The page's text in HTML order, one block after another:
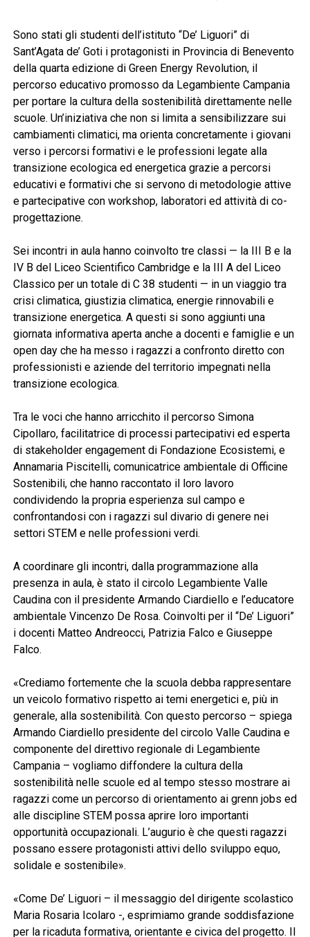
Sono stati gli studenti dell’istituto “De’ Liguori” di
Sant’Agata de’ Goti i protagonisti in Provincia di Benevento
della quarta edizione di Green Energy Revolution, il
percorso educativo promosso da Legambiente Campania
per portare la cultura della sostenibilità direttamente nelle
scuole. Un’iniziativa che non si limita a sensibilizzare sui
cambiamenti climatici, ma orienta concretamente i giovani
verso i percorsi formativi e le professioni legate alla
transizione ecologica ed energetica grazie a percorsi
educativi e formativi che si servono di metodologie attive
e partecipative con workshop, laboratori ed attività di co-
progettazione.
Sei incontri in aula hanno coinvolto tre classi — la III B e la
IV B del Liceo Scientifico Cambridge e la III A del Liceo
Classico per un totale di C 38 studenti — in un viaggio tra
crisi climatica, giustizia climatica, energie rinnovabili e
transizione energetica. A questi si sono aggiunti una
giornata informativa aperta anche a docenti e famiglie e un
open day che ha messo i ragazzi a confronto diretto con
professionisti e aziende del territorio impegnati nella
transizione ecologica.
Tra le voci che hanno arricchito il percorso Simona
Cipollaro, facilitatrice di processi partecipativi ed esperta
di stakeholder engagement di Fondazione Ecosistemi, e
Annamaria Piscitelli, comunicatrice ambientale di Officine
Sostenibili, che hanno raccontato il loro lavoro
condividendo la propria esperienza sul campo e
confrontandosi con i ragazzi sul divario di genere nei
settori STEM e nelle professioni verdi.
A coordinare gli incontri, dalla programmazione alla
presenza in aula, è stato il circolo Legambiente Valle
Caudina con il presidente Armando Ciardiello e l’educatore
ambientale Vincenzo De Rosa. Coinvolti per il “De’ Liguori”
i docenti Matteo Andreocci, Patrizia Falco e Giuseppe
Falco.
«Crediamo fortemente che la scuola debba rappresentare
un veicolo formativo rispetto ai temi energetici e, più in
generale, alla sostenibilità. Con questo percorso – spiega
Armando Ciardiello presidente del circolo Valle Caudina e
componente del direttivo regionale di Legambiente
Campania – vogliamo diffondere la cultura della
sostenibilità nelle scuole ed al tempo stesso mostrare ai
ragazzi come un percorso di orientamento ai grenn jobs ed
alle discipline STEM possa aprire loro importanti
opportunità occupazionali. L’augurio è che questi ragazzi
possano essere protagonisti attivi dello sviluppo equo,
solidale e sostenibile».
«Come De’ Liguori – il messaggio del dirigente scolastico
Maria Rosaria Icolaro -, esprimiamo grande soddisfazione
per la ricaduta formativa, orientante e civica del progetto. Il